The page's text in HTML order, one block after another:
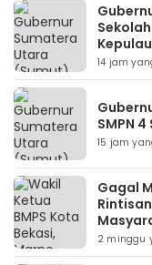
14 jam
SMPN
15 jam
Gagal
2 minggu